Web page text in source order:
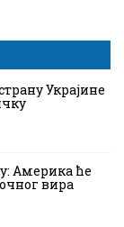
Украјине
Америка ће
вира